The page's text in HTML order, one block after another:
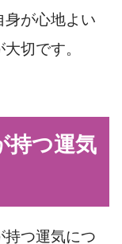
身が心地よい
切です。
持つ運気
持つ運気につ